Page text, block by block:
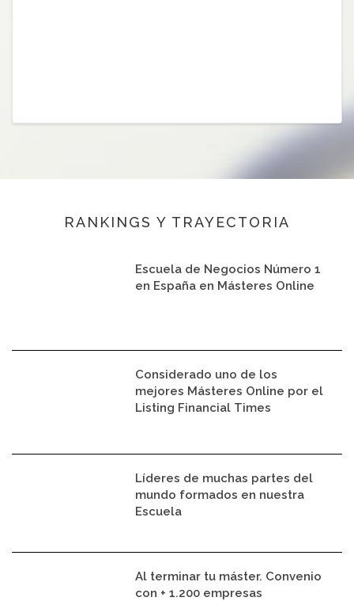
RANKINGS Y TRAYECTORIA
Escuela de Negocios Número 1
en España en Másteres Online
Considerado uno de los
mejores Másteres Online por el
Listing Financial Times
Líderes de muchas partes del
mundo formados en nuestra
Escuela
Al terminar tu máster. Convenio
con + 1.200 empresas